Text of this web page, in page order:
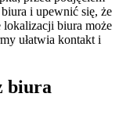
i upewnić się, że
lokalizacji biura może
ułatwia kontakt i
biura